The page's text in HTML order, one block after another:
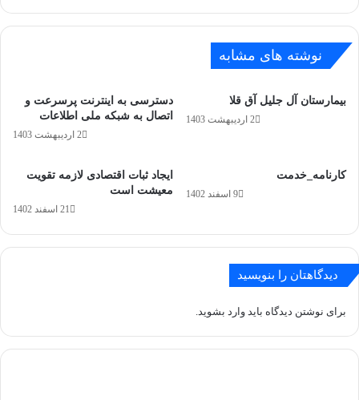
نوشته های مشابه
دسترسی به اینترنت پرسرعت و
اتصال به شبکه ملی اطلاعات
2 اردیبهشت 1403
بیمارستان آل جلیل آق قلا
2 اردیبهشت 1403
ایجاد ثبات اقتصادی لازمه تقویت
معیشت است
21 اسفند 1402
کارنامه_خدمت
9 اسفند 1402
دیدگاهتان را بنویسید
برای نوشتن دیدگاه باید وارد بشوید.